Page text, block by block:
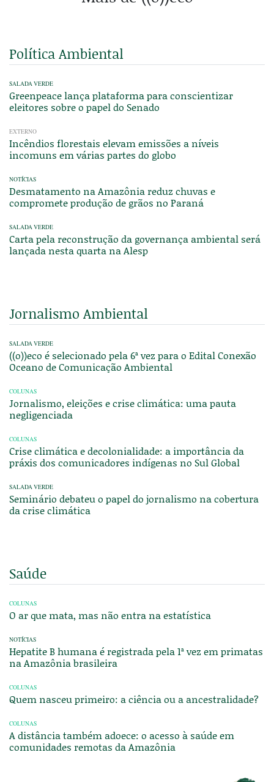
Política Ambiental
SALADA VERDE
Greenpeace lança plataforma para conscientizar
eleitores sobre o papel do Senado
EXTERNO
Incêndios florestais elevam emissões a níveis
incomuns em várias partes do globo
NOTÍCIAS
Desmatamento na Amazônia reduz chuvas e
compromete produção de grãos no Paraná
SALADA VERDE
Carta pela reconstrução da governança ambiental será
lançada nesta quarta na Alesp
Jornalismo Ambiental
SALADA VERDE
((o))eco é selecionado pela 6ª vez para o Edital Conexão
Oceano de Comunicação Ambiental
COLUNAS
Jornalismo, eleições e crise climática: uma pauta
negligenciada
COLUNAS
Crise climática e decolonialidade: a importância da
práxis dos comunicadores indígenas no Sul Global
SALADA VERDE
Seminário debateu o papel do jornalismo na cobertura
da crise climática
Saúde
COLUNAS
O ar que mata, mas não entra na estatística
NOTÍCIAS
Hepatite B humana é registrada pela 1ª vez em primatas
na Amazônia brasileira
COLUNAS
Quem nasceu primeiro: a ciência ou a ancestralidade?
COLUNAS
A distância também adoece: o acesso à saúde em
comunidades remotas da Amazônia